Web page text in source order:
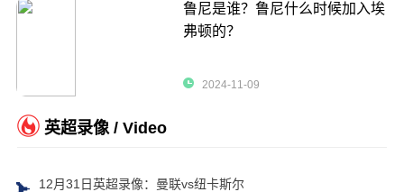
鲁尼是谁？鲁尼什么时候加入埃
弗顿的？
2024-11-09
英超录像 / Video
12月31日英超录像：曼联vs纽卡斯尔